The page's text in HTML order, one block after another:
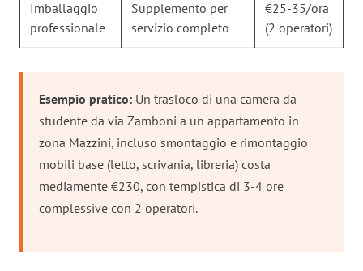
Imballaggio
professionale
Supplemento per
servizio completo
€25-35/ora
(2 operatori)
Esempio pratico: Un trasloco di una camera da
studente da via Zamboni a un appartamento in
zona Mazzini, incluso smontaggio e rimontaggio
mobili base (letto, scrivania, libreria) costa
mediamente €230, con tempistica di 3-4 ore
complessive con 2 operatori.